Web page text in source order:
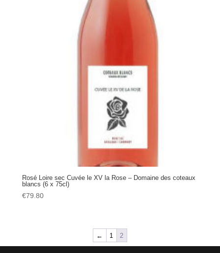
Rosé Loire sec Cuvée le XV la Rose – Domaine des coteaux
blancs (6 x 75cl)
€79.80
← 1 2